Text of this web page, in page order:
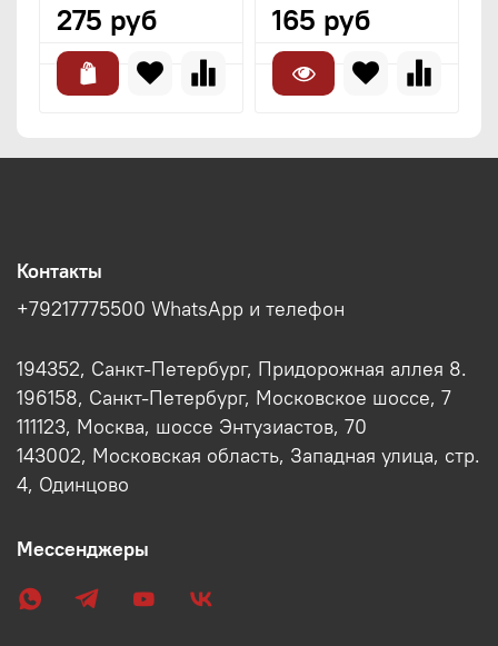
275 руб 165 руб
Контакты
+79217775500 WhatsApp и телефон
194352, Санкт-Петербург, Придорожная аллея 8.
196158, Санкт-Петербург, Московское шоссе, 7
111123, Москва, шоссе Энтузиастов, 70
143002, Московская область, Западная улица, стр.
4, Одинцово
Мессенджеры